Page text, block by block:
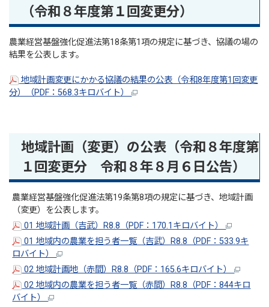
（令和８年度第１回変更分）
農業経営基盤強化促進法第18条第1項の規定に基づき、協議の場の
結果を公表します。
地域計画変更にかかる協議の結果の公表（令和8年度第1回変更
分）（PDF：568.3キロバイト）
地域計画（変更）の公表（令和８年度第
１回変更分 令和８年８月６日公告）
農業経営基盤強化促進法第19条第8項の規定に基づき、地域計画
（変更）を公表します。
01 地域計画（吉武）R8.8（PDF：170.1キロバイト）
01 地域内の農業を担う者一覧（吉武）R8.8（PDF：533.9キ
ロバイト）
02 地域計画地（赤間）R8.8（PDF：165.6キロバイト）
02 地域内の農業を担う者一覧（赤間）R8.8（PDF：844キロ
バイト）